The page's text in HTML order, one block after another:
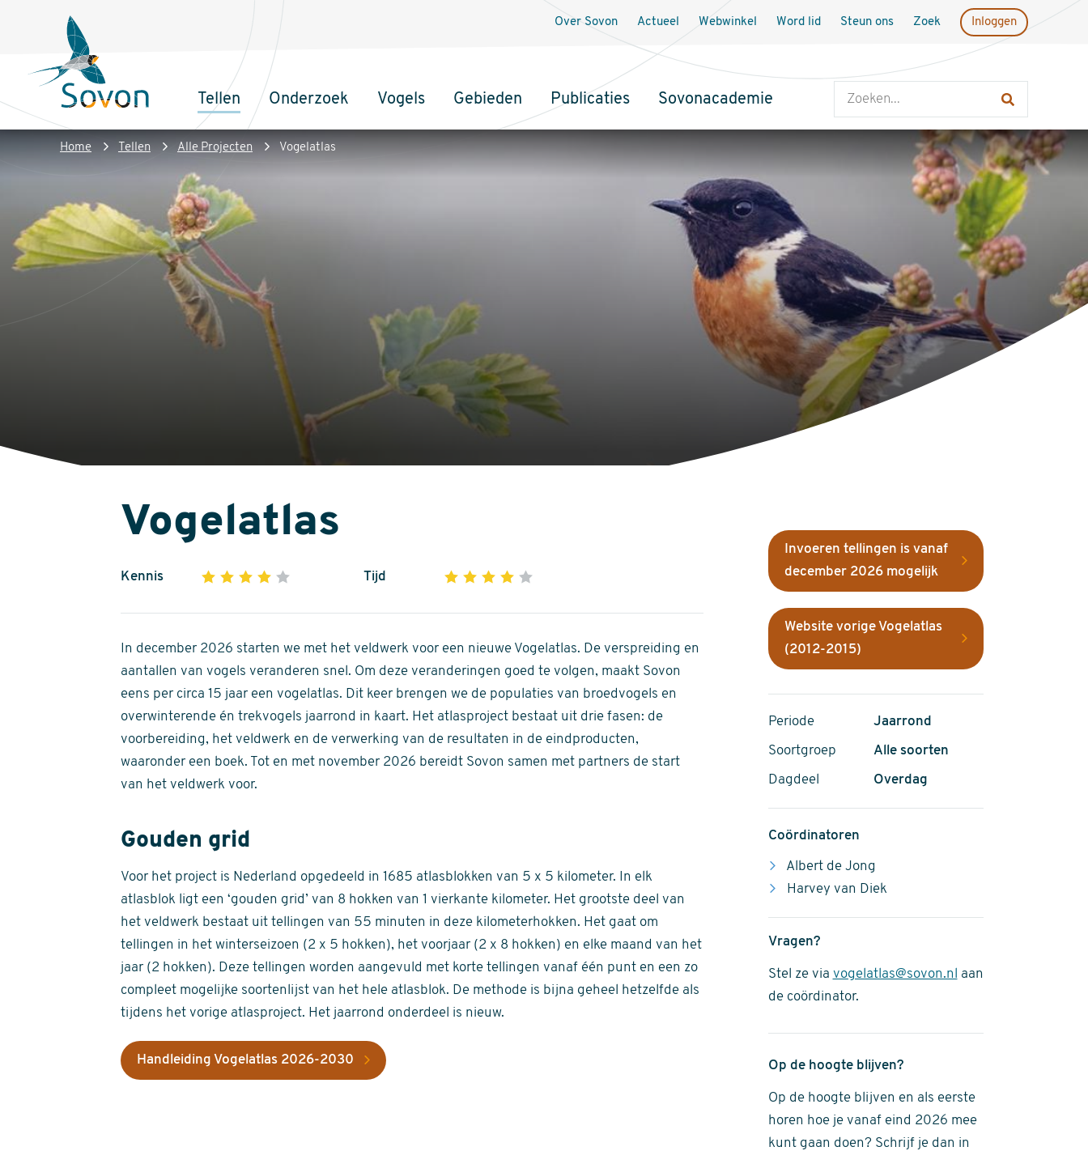
inhoud
Sovon
Homepage
Hoofdnavigatie
Tellen Onderzoek Vogels Gebieden Publicaties Sovonacademie
Over Sovon Actueel Webwinkel Word lid Steun ons Zoek Inloggen
Kruimelpad
Home Tellen Alle Projecten Vogelatlas
Vogelatlas
Kennis 1 2 3 4
of
5
stars
Tijd 1 2 3 4
of
5
stars
In december 2026 starten we met het veldwerk voor een nieuwe Vogelatlas. De verspreiding en
aantallen van vogels veranderen snel. Om deze veranderingen goed te volgen, maakt Sovon
eens per circa 15 jaar een vogelatlas. Dit keer brengen we de populaties van broedvogels en
overwinterende én trekvogels jaarrond in kaart. Het atlasproject bestaat uit drie fasen: de
voorbereiding, het veldwerk en de verwerking van de resultaten in de eindproducten,
waaronder een boek. Tot en met november 2026 bereidt Sovon samen met partners de start
van het veldwerk voor.
Gouden grid
Voor het project is Nederland opgedeeld in 1685 atlasblokken van 5 x 5 kilometer. In elk
atlasblok ligt een ‘gouden grid’ van 8 hokken van 1 vierkante kilometer. Het grootste deel van
het veldwerk bestaat uit tellingen van 55 minuten in deze kilometerhokken. Het gaat om
tellingen in het winterseizoen (2 x 5 hokken), het voorjaar (2 x 8 hokken) en elke maand van het
jaar (2 hokken). Deze tellingen worden aangevuld met korte tellingen vanaf één punt en een zo
compleet mogelijke soortenlijst van het hele atlasblok. De methode is bijna geheel hetzelfde als
tijdens het vorige atlasproject. Het jaarrond onderdeel is nieuw.
Handleiding Vogelatlas 2026-2030
Invoeren tellingen is vanaf
december 2026 mogelijk
Website vorige Vogelatlas
(2012-2015)
Periode Jaarrond
Soortgroep Alle soorten
Dagdeel Overdag
Coördinatoren
Albert de Jong
Harvey van Diek
Vragen?
Stel ze via vogelatlas@sovon.nl
aan
de coördinator.
Op de hoogte blijven?
Op de hoogte blijven en als eerste
horen hoe je vanaf eind 2026 mee
kunt gaan doen? Schrijf je dan in